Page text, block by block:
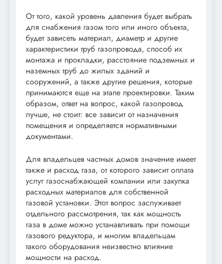
От того, какой уровень давления будет выбрать
для снабжения газом того или иного объекта,
будет зависеть материал, диаметр и другие
характеристики труб газопровода, способ их
монтажа и прокладки, расстояние подземных и
наземных труб до жилых зданий и
сооружений, а также другие решения, которые
принимаются еще на этапе проектировки. Таким
образом, ответ на вопрос, какой газопровод
лучше, не стоит: все зависит от назначения
помещения и определяется нормативными
документами.
Для владельцев частных домов значение имеет
также и расход газа, от которого зависит оплата
услуг газоснабжающей компании или закупка
расходных материалов для собственной
газовой установки. Этот вопрос заслуживает
отдельного рассмотрения, так как мощность
газа в доме можно устанавливать при помощи
газового редуктора, и многим владельцам
такого оборудования неизвестно влияние
мощности на расход.